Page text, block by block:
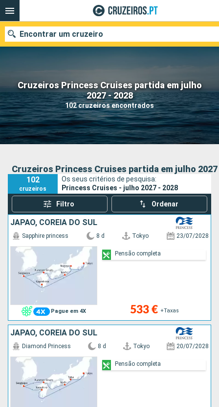
Cruzeiros Princess Cruises partida em julho
2027 - 2028
102 cruzeiros encontrados
Encontrar um cruzeiro
Quando ir?
Data de partida
Portos Companhias
Cruzeiros Princess Cruises partida em julho 2027
102
cruzeiros
Os seus critérios de pesquisa:
Princess Cruises - julho 2027 - 2028
Filtro Ordenar
JAPÃO, COREIA DO SUL
Pague em 4X
Sapphire princess 8 d Tokyo 23/07/2028
533 € +Taxas
Pensão completa
JAPÃO, COREIA DO SUL
Diamond Princess 8 d Tokyo 20/07/2028
Pensão completa